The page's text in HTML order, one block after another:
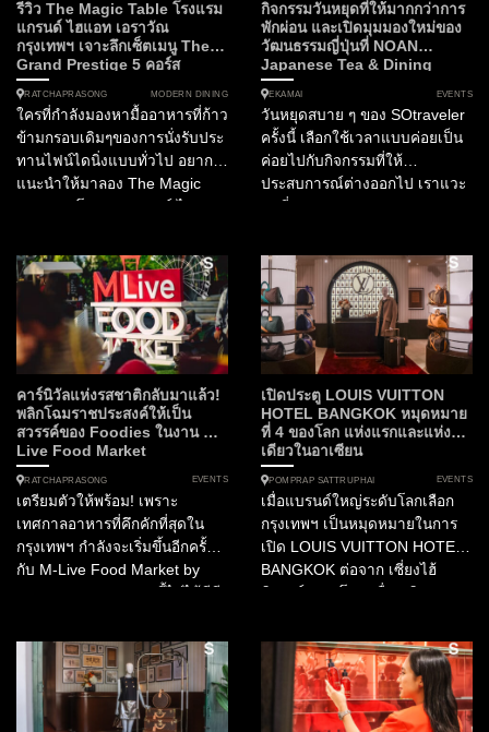
รีวิว The Magic Table โรงแรม
แกรนด์ ไฮแอท เอราวัณ
กรุงเทพฯ เจาะลึกเซ็ตเมนู The
Grand Prestige 5 คอร์ส
RATCHAPRASONG MODERN DINING
ใครที่กำลังมองหามื้ออาหารที่ก้าว
ข้ามกรอบเดิมๆของการนั่งรับประ
ทานไฟน์ไดนิ่งแบบทั่วไป อยาก
แนะนำให้มาลอง The Magic
การรับประทานอาหารในรูปแบบ
Experiential Dining ที่เป็นการ
ผสานศาสตร์แห่งการสร้างสรรค์
เมนูอาหารเข้ากับเทคโนโลยี
3D...
กิจกรรมวันหยุดที่ให้มากกว่าการ
พักผ่อน และเปิดมุมมองใหม่ของ
วัฒนธรรมญี่ปุ่นที่ NOAN
Japanese Tea & Dining
EKAMAI EVENTS
วันหยุดสบาย ๆ ของ SOtraveler
ครั้งนี้ เลือกใช้เวลาแบบค่อยเป็น
ค่อยไปกับกิจกรรมที่ให้
ประสบการณ์ต่างออกไป เราแวะ
WABISABI...
คาร์นิวัลแห่งรสชาติกลับมาแล้ว!
พลิกโฉมราชประสงค์ให้เป็น
สวรรค์ของ Foodies ในงาน M-
Live Food Market
RATCHAPRASONG EVENTS
เตรียมตัวให้พร้อม! เพราะ
เทศกาลอาหารที่คึกคักที่สุดใน
กรุงเทพฯ กำลังจะเริ่มขึ้นอีกครั้ง
กับ M-Live Food Market by
ความสนุกในธีมคาร์นิวัลมาไว้บน
ดาดฟ้าใจกลางราชประสงค์
ตลอด 3 วันเต็ม! ทำไมคุณถึงห้าม
พลาดงานนี้? งานนี้เป็นการรวม
เปิดประตู LOUIS VUITTON
HOTEL BANGKOK หมุดหมาย
ที่ 4 ของโลก แห่งแรกและแห่ง
เดียวในอาเซียน
POMPRAP SATTRUPHAI EVENTS
เมื่อแบรนด์ใหญ่ระดับโลกเลือก
กรุงเทพฯ เป็นหมุดหมายในการ
เปิด LOUIS VUITTON HOTEL
BANGKOK ต่อจาก เซี่ยงไฮ้
ราวจึงเริ่มต้นขึ้นที่นี่ ในฐานะ...